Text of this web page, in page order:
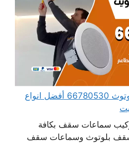
فني سماعات سقف بلوتوث 66780530 أفضل انواع
سماعات سقف بكافة
سقف بلوتوث وسماعات سقف